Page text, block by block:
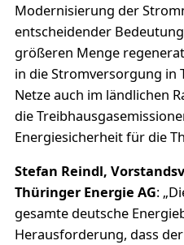
Modernisierung der
entscheidender
größeren Menge
in die Stromversorgung in
Netze auch im ländlichen
die
Energiesicherheit für die
Stefan Reindl,
Thüringer Energie AG:
gesamte deutsche
Herausforderung, dass